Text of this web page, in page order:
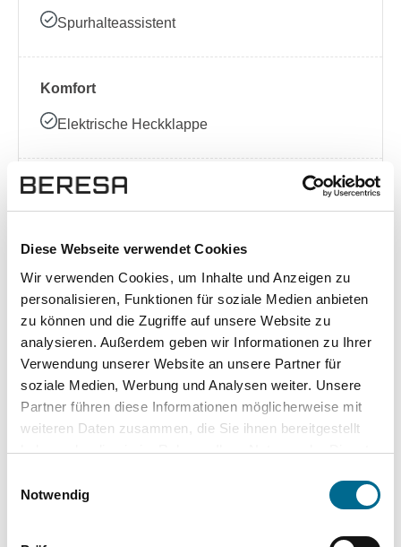
Diese Webseite verwendet Cookies
Wir verwenden Cookies, um Inhalte und Anzeigen zu
personalisieren, Funktionen für soziale Medien anbieten
zu können und die Zugriffe auf unsere Website zu
analysieren. Außerdem geben wir Informationen zu Ihrer
Verwendung unserer Website an unsere Partner für
soziale Medien, Werbung und Analysen weiter. Unsere
Partner führen diese Informationen möglicherweise mit
weiteren Daten zusammen, die Sie ihnen bereitgestellt
haben oder die sie im Rahmen Ihrer Nutzung der Dienste
Cookies, wenn Sie unsere Webseite weiterhin nutzen.
Notwendig
Spurhalteassistent
Komfort
Elektrische Heckklappe
Exposé herunterladen [pdf]
Unsere Vorteile
wuddi Leasing Kauf
Versicherung ✔ - -
-